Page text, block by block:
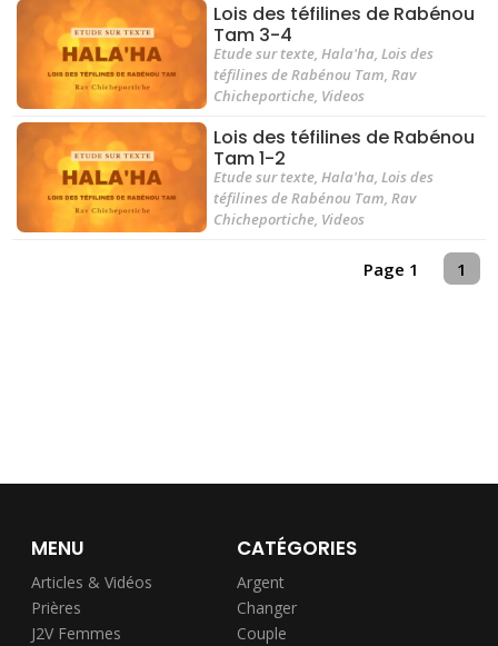
Lois des téfilines de Rabénou
Tam 3-4
Etude sur texte,Hala'ha,Lois des
téfilines de Rabénou Tam,Rav
Chicheportiche, Videos
Lois des téfilines de Rabénou
Tam 1-2
Etude sur texte,Hala'ha,Lois des
téfilines de Rabénou Tam,Rav
Chicheportiche, Videos
Page 1 1
MENU
Articles & Vidéos
Prières
J2V Femmes
CATÉGORIES
Argent
Changer
Couple